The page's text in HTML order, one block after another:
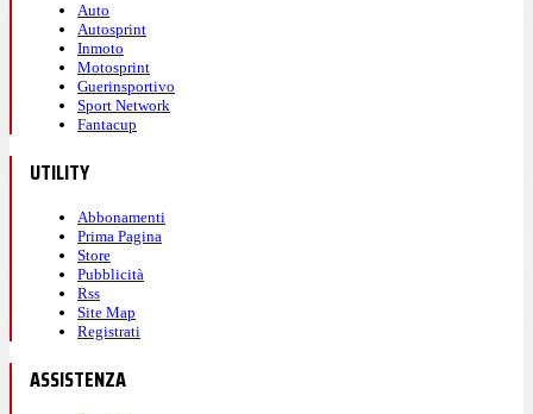
Auto
Autosprint
Inmoto
Motosprint
Guerinsportivo
Sport Network
Fantacup
UTILITY
Abbonamenti
Prima Pagina
Store
Pubblicità
Rss
Site Map
Registrati
ASSISTENZA